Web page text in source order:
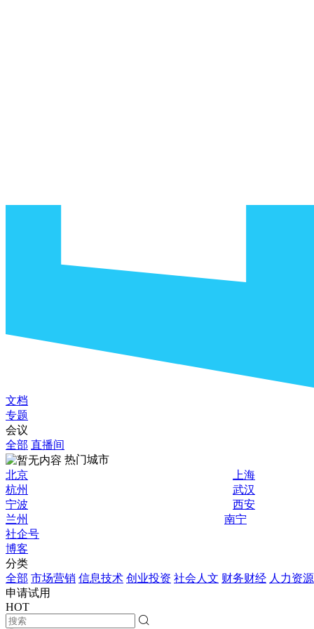
文档
专题
会议
全部 直播间
热门城市
北京
上海
杭州
武汉
宁波
西安
兰州
南宁
社企号
博客
分类
全部 市场营销 信息技术 创业投资 社会人文 财务财经 人力资源
申请试用
HOT